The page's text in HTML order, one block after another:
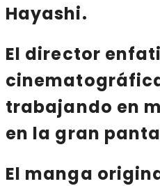
Hayashi.
El director
trabajando en
en la gran
El manga